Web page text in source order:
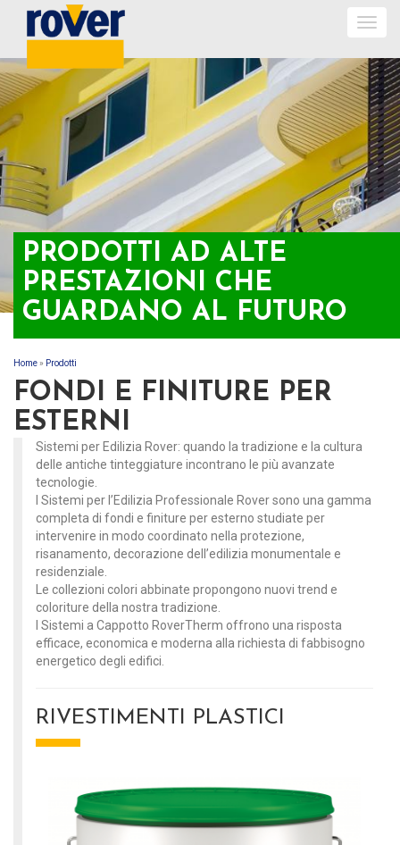
PRODOTTI AD ALTE
PRESTAZIONI CHE
GUARDANO AL FUTURO
TU SEI QUI
Home» Prodotti
FONDI E FINITURE PER
ESTERNI
Sistemi per Edilizia Rover: quando la tradizione e la cultura
delle antiche tinteggiature incontrano le più avanzate
tecnologie.
I Sistemi per l’Edilizia Professionale Rover sono una gamma
completa di fondi e finiture per esterno studiate per
intervenire in modo coordinato nella protezione,
risanamento, decorazione dell’edilizia monumentale e
residenziale.
Le collezioni colori abbinate propongono nuovi trend e
coloriture della nostra tradizione.
I Sistemi a Cappotto RoverTherm offrono una risposta
efficace, economica e moderna alla richiesta di fabbisogno
energetico degli edifici.
RIVESTIMENTI PLASTICI